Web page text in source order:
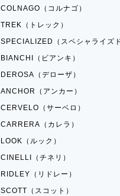
マウンテンバイク
Transition Bikes モデル不
明
買取価格
¥
COLNAGO（コルナゴ）
TREK（トレック）
SPECIALIZED（スペシャライズド
BIANCHI（ビアンキ）
DEROSA（デローザ）
ANCHOR（アンカー）
CERVELO（サーベロ）
CARRERA（カレラ）
LOOK（ルック）
CINELLI（チネリ）
RIDLEY（リドレー）
SCOTT（スコット）